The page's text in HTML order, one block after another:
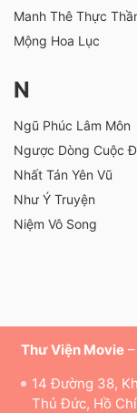
Manh Thê Thực
Mộng Hoa Lục
N
Ngũ Phúc Lâm Môn
Ngược Dòng Cuộc
Nhất Tán Yên Vũ
Như Ý Truyện
Niệm Vô Song
Thư Viện Movie–
14 Đường 38,
Thủ Đức, Hồ